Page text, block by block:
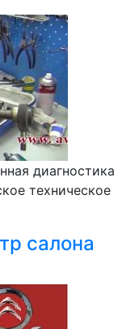
диагностика
техническое
салона